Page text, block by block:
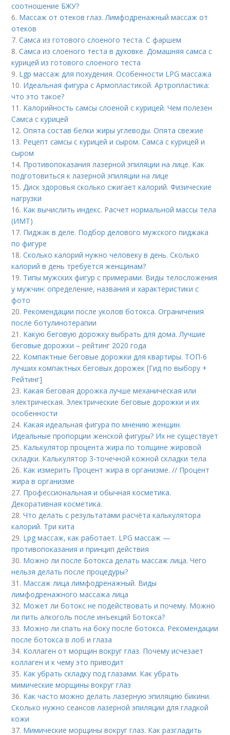
соотношение БЖУ?
6. Массаж от отеков глаз. Лимфодренажный массаж от
отеков
7.Самса из готового слоеного теста. С фаршем
8.Самса из слоеного теста в духовке. Домашняя самса с
курицей из готового слоеного теста
9. Lgp массаж для похудения. Особенности LPG массажа
10. Идеальная фигура с Армопластикой. Артропластика:
что это такое?
11. Калорийность самсы слоеной с курицей. Чем полезен
Самса с курицей
12.Опята состав белки жиры углеводы. Опята свежие
13. Рецепт самсы с курицей и сыром. Самса с курицей и
сыром
14. Противопоказания лазерной эпиляции на лице. Как
подготовиться к лазерной эпиляции на лице
15. Диск здоровья сколько сжигает калорий. Физические
нагрузки
16. Как вычислить индекс. Расчет нормальной массы тела
(ИМТ)
17. Пиджак в деле. Подбор делового мужского пиджака
по фигуре
18.Сколько калорий нужно человеку в день. Сколько
калорий в день требуется женщинам?
19. Типы мужских фигур с примерами. Виды телосложения
у мужчин: определение, названия и характеристики с
фото
20. Рекомендации после уколов ботокса. Ограничения
после ботулинотерапии
21. Какую беговую дорожку выбрать для дома. Лучшие
беговые дорожки – рейтинг 2020 года
22. Компактные беговые дорожки для квартиры. ТОП-6
лучших компактных беговых дорожек [Гид по выбору +
Рейтинг]
23. Какая беговая дорожка лучше механическая или
электрическая. Электрические беговые дорожки и их
особенности
24. Какая идеальная фигура по мнению женщин.
Идеальные пропорции женской фигуры? Их не существует
25. Калькулятор процента жира по толщине жировой
складки. Калькулятор 3-точечной кожной складки тела
26. Как измерить Процент жира в организме. // Процент
жира в организме
27. Профессиональная и обычная косметика.
Декоративная косметика.
28.Что делать с результатами расчёта калькулятора
калорий. Три кита
29. Lpg массаж, как работает. LPG массаж —
противопоказания и принцип действия
30. Можно ли после Ботокса делать массаж лица. Чего
нельзя делать после процедуры?
31. Массаж лица лимфодренажный. Виды
лимфодренажного массажа лица
32. Может ли ботокс не подействовать и почему. Можно
ли пить алкоголь после инъекций Ботокса?
33. Можно ли спать на боку после ботокса. Рекомендации
после ботокса в лоб и глаза
34. Коллаген от морщин вокруг глаз. Почему исчезает
коллаген и к чему это приводит
35. Как убрать складку под глазами. Как убрать
мимические морщины вокруг глаз
36. Как часто можно делать лазерную эпиляцию бикини.
Сколько нужно сеансов лазерной эпиляции для гладкой
кожи
37. Мимические морщины вокруг глаз. Как разгладить